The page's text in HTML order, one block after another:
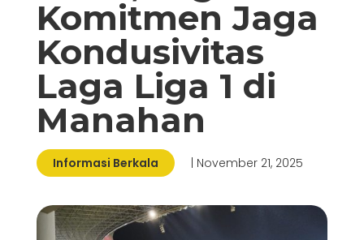
Komitmen Jaga
Kondusivitas
Laga Liga 1 di
Manahan
Informasi Berkala | November 21, 2025